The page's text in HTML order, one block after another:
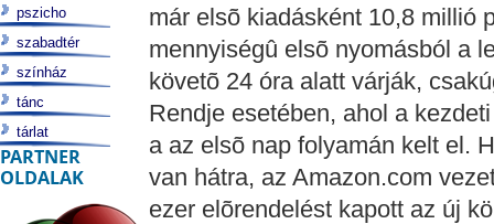
már elsõ kiadásként 10,8 millió
mennyiségû elsõ nyomásból a
követõ 24 óra alatt várják,
Rendje esetében, ahol a
a az elsõ nap folyamán kelt el.
van hátra, az Amazon.com
ezer elõrendelést kapott az új
pszicho
szabadtér
színház
tánc
tárlat
PARTNER
OLDALAK